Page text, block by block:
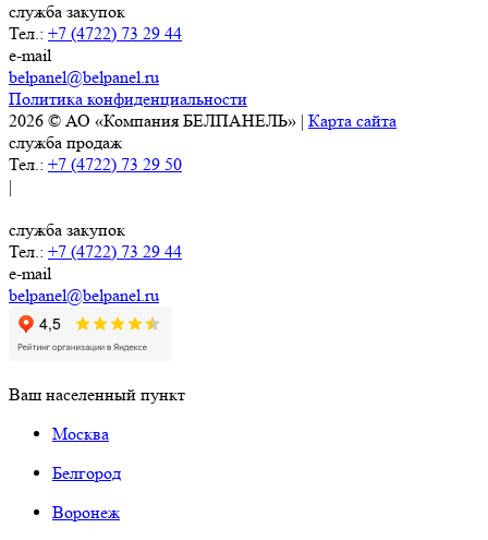
служба закупок
Тел.: +7 (4722) 73 29 44
e-mail
belpanel@belpanel.ru
Политика конфиденциальности
2026 © АО «Компания БЕЛПАНЕЛЬ» | Карта сайта
служба продаж
Тел.: +7 (4722) 73 29 50
|
служба закупок
Тел.: +7 (4722) 73 29 44
e-mail
belpanel@belpanel.ru
Ваш населенный пункт
Москва
Белгород
Воронеж